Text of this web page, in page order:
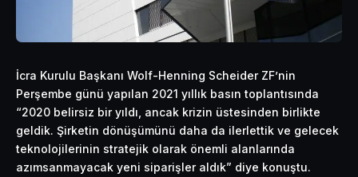
İcra Kurulu Başkanı Wolf-Henning Scheider ZF’nin
Perşembe günü yapılan 2021 yıllık basın toplantısında
“2020 belirsiz bir yıldı, ancak krizin üstesinden birlikte
geldik. Şirketin dönüşümünü daha da ilerlettik ve gelecek
teknolojilerinin stratejik olarak önemli alanlarında
azımsanmayacak yeni siparişler aldık” diye konuştu.